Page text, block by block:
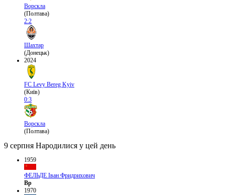
Ворскла
(Полтава)
2:2
Шахтар
(Донецьк)
2024
FC Levy Bereg Kyiv
(Київ)
0:3
Ворскла
(Полтава)
9 серпня Народилися у цей день
1959
ФЕЛЬДЕ Іван Фридрихович
Вр
1970